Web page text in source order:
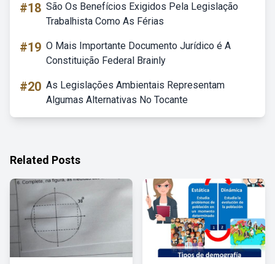
#18 São Os Benefícios Exigidos Pela Legislação
Trabalhista Como As Férias
#19 O Mais Importante Documento Jurídico é A
Constituição Federal Brainly
#20 As Legislações Ambientais Representam
Algumas Alternativas No Tocante
Related Posts